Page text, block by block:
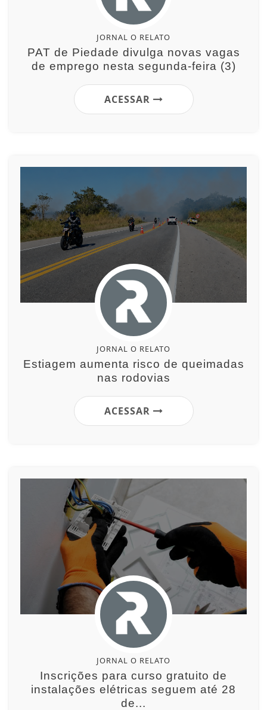
JORNAL O RELATO
PAT de Piedade divulga novas vagas
de emprego nesta segunda-feira (3)
ACESSAR
JORNAL O RELATO
Estiagem aumenta risco de queimadas
nas rodovias
ACESSAR
JORNAL O RELATO
Inscrições para curso gratuito de
instalações elétricas seguem até 28
de...